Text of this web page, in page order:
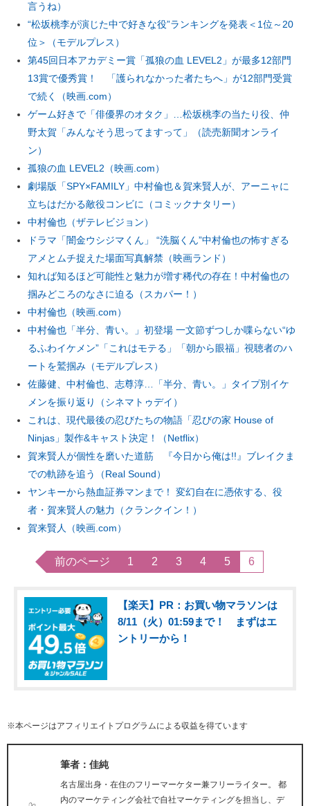
言うね）
“松坂桃李が演じた中で好きな役”ランキングを発表＜1位～20
位＞（モデルプレス）
第45回日本アカデミー賞「孤狼の血 LEVEL2」が最多12部門
13賞で優秀賞！ 「護られなかった者たちへ」が12部門受賞
で続く（映画.com）
ゲーム好きで「俳優界のオタク」…松坂桃李の当たり役、仲
野太賀「みんなそう思ってますって」（読売新聞オンライ
ン）
孤狼の血 LEVEL2（映画.com）
劇場版「SPY×FAMILY」中村倫也＆賀来賢人が、アーニャに
立ちはだかる敵役コンビに（コミックナタリー）
中村倫也（ザテレビジョン）
ドラマ「闇金ウシジマくん」 “洗脳くん”中村倫也の怖すぎる
アメとムチ捉えた場面写真解禁（映画ランド）
知れば知るほど可能性と魅力が増す稀代の存在！中村倫也の
掴みどころのなさに迫る（スカパー！）
中村倫也（映画.com）
中村倫也「半分、青い。」初登場 一文節ずつしか喋らない“ゆ
るふわイケメン”「これはモテる」「朝から眼福」視聴者のハ
ートを鷲掴み（モデルプレス）
佐藤健、中村倫也、志尊淳…「半分、青い。」タイプ別イケ
メンを振り返り（シネマトゥデイ）
これは、現代最後の忍びたちの物語「忍びの家 House of
Ninjas」製作&キャスト決定！（Netflix）
賀来賢人が個性を磨いた道筋 『今日から俺は!!』ブレイクま
での軌跡を追う（Real Sound）
ヤンキーから熱血証券マンまで！ 変幻自在に憑依する、役
者・賀来賢人の魅力（クランクイン！）
賀来賢人（映画.com）
前のページ 1 2 3 4 5 6
【楽天】PR：お買い物マラソンは
8/11（火）01:59まで！ まずはエ
ントリーから！
※本ページはアフィリエイトプログラムによる収益を得ています
筆者：佳純
名古屋出身・在住のフリーマーケター兼フリーライター。 都
内のマーケティング会社で自社マーケティングを担当し、デ